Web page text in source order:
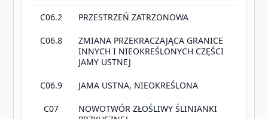
C06.2 PRZESTRZEŃ ZATRZONOWA
C06.8
ZMIANA PRZEKRACZAJĄCA GRANICE
INNYCH I NIEOKREŚLONYCH CZĘŚCI
JAMY USTNEJ
C06.9 JAMA USTNA, NIEOKREŚLONA
C07
NOWOTWÓR ZŁOŚLIWY ŚLINIANKI